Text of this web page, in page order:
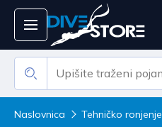
Naslovnica Tehničko ronjenje